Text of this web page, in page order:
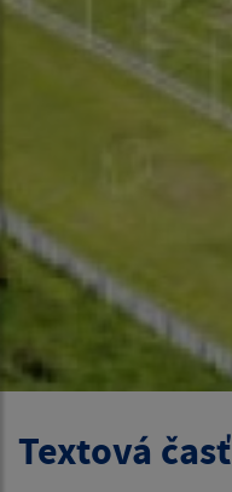
Textová časť